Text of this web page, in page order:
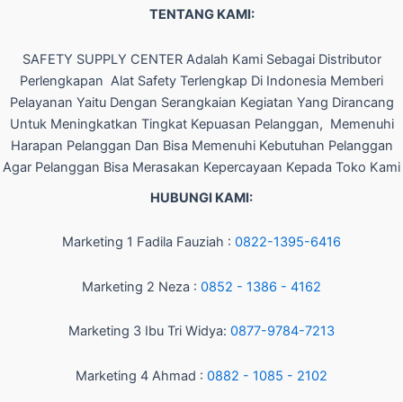
TENTANG KAMI:
SAFETY SUPPLY CENTER Adalah Kami Sebagai Distributor
Perlengkapan Alat Safety Terlengkap Di Indonesia Memberi
Pelayanan Yaitu Dengan Serangkaian Kegiatan Yang Dirancang
Untuk Meningkatkan Tingkat Kepuasan Pelanggan, Memenuhi
Harapan Pelanggan Dan Bisa Memenuhi Kebutuhan Pelanggan
Agar Pelanggan Bisa Merasakan Kepercayaan Kepada Toko Kami
HUBUNGI KAMI:
Marketing 1 Fadila Fauziah : 0822-1395-6416
Marketing 2 Neza : 0852 - 1386 - 4162
Marketing 3 Ibu Tri Widya: 0877-9784-7213
Marketing 4 Ahmad : 0882 - 1085 - 2102